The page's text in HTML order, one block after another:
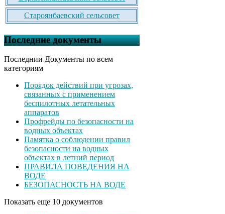
Староянбаевский сельсовет
Последние документы
Последнии Документы по всем
категориям
Порядок действий при угрозах,
связанных с применением
беспилотных летательных
аппаратов
Профрейды по безопасности на
водных объектах
Памятка о соблюдении правил
безопасности на водных
объектах в летний период
ПРАВИЛА ПОВЕДЕНИЯ НА
ВОДЕ
БЕЗОПАСНОСТЬ НА ВОДЕ
Показать еще 10 документов